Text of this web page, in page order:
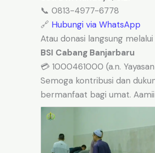
📞 0813-4977-6778
🔗 Hubungi via WhatsApp
Atau donasi langsung
BSI Cabang Banjarbaru
💳 1000461000 (a.n.
Semoga kontribusi dan
bermanfaat bagi umat.